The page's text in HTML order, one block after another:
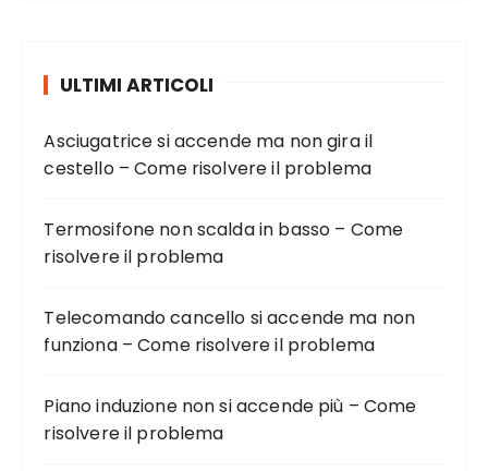
ULTIMI ARTICOLI
Asciugatrice si accende ma non gira il
cestello – Come risolvere il problema
Termosifone non scalda in basso – Come
risolvere il problema
Telecomando cancello si accende ma non
funziona – Come risolvere il problema
Piano induzione non si accende più – Come
risolvere il problema